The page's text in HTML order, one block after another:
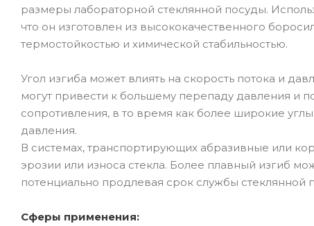
размеры лабораторной стеклянной посуды.
что он изготовлен из высококачественного
термостойкостью и химической стабильностью.
Угол изгиба может влиять на скорость потока и
могут привести к большему перепаду давления и
сопротивления, в то время как более широкие
давления.
В системах, транспортирующих абразивные или
эрозии или износа стекла. Более плавный изгиб
потенциально продлевая срок службы стеклянной
Сферы применения: